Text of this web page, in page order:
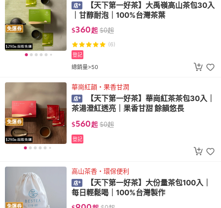
免運券
【天下第一好茶】大禹嶺高山茶包30入
｜甘醇耐泡｜100%台灣茶葉
$360起 $0起
(6)
總銷量>50
登記
免運券
華崗紅韻・果香甘潤
【天下第一好茶】華崗紅茶茶包30入｜
茶湯澄紅透亮｜果香甘甜 餘韻悠長
$560起 $0起
登記
免運券
高山茶香・環保便利
【天下第一好茶】大份量茶包100入｜
每日輕鬆喝｜100%台灣製作